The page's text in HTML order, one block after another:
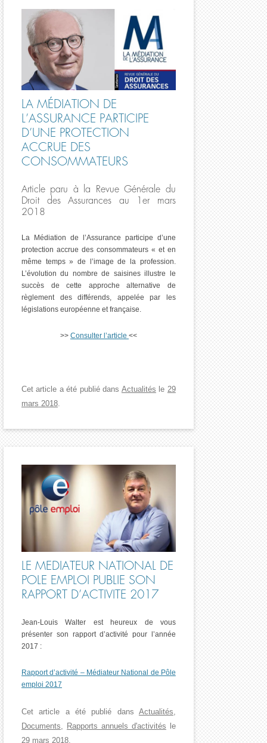
LA MÉDIATION DE
L’ASSURANCE PARTICIPE
D’UNE PROTECTION
ACCRUE DES
CONSOMMATEURS
Article paru à la Revue Générale du
Droit des Assurances au 1er mars
2018
La Médiation de l’Assurance participe d’une
protection accrue des consommateurs « et en
même temps » de l’image de la profession.
L’évolution du nombre de saisines illustre le
succès de cette approche alternative de
règlement des différends, appelée par les
législations européenne et française.
>> Consulter l’article <<
Cet article a été publié dans Actualités le 29
mars 2018.
LE MEDIATEUR NATIONAL DE
POLE EMPLOI PUBLIE SON
RAPPORT D’ACTIVITE 2017
Jean-Louis Walter est heureux de vous
présenter son rapport d’activité pour l’année
2017 :
Rapport d’activité – Médiateur National de Pôle
emploi 2017
Cet article a été publié dans Actualités
Documents
Rapports annuels d'activités le
29 mars 2018